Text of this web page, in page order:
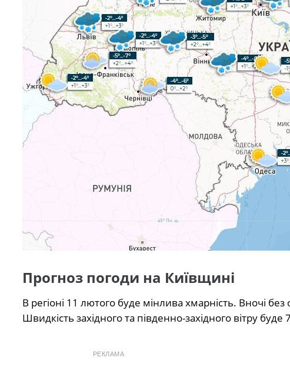
Прогноз погоди на Київщині
В регіоні 11 лютого буде мінлива хмарність. Вночі
Швидкість західного та південно-західного вітру
РЕКЛАМА